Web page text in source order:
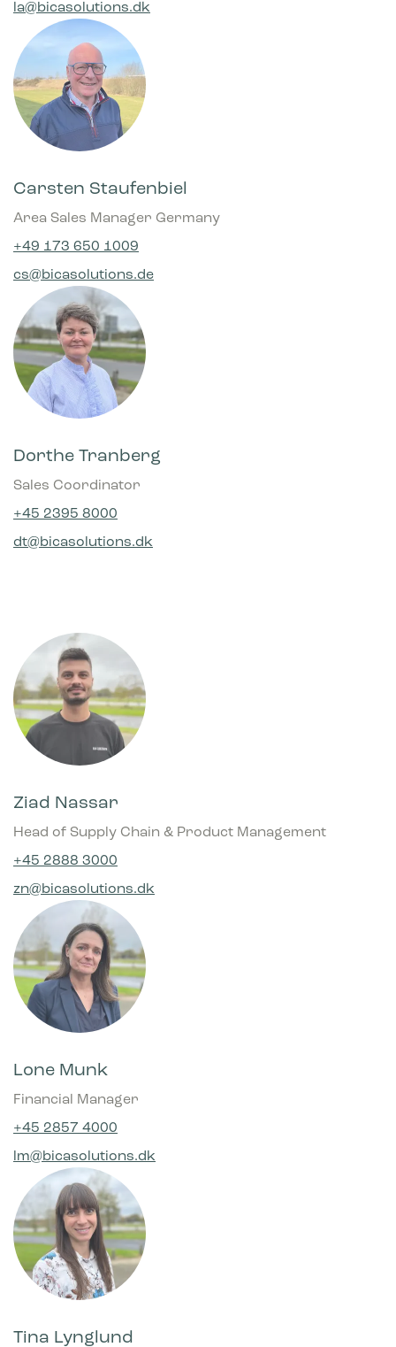
la@bicasolutions.dk
Carsten Staufenbiel
Area Sales Manager Germany
+49 173 650 1009
cs@bicasolutions.de
Dorthe Tranberg
Sales Coordinator
+45 2395 8000
dt@bicasolutions.dk
Ziad Nassar
Head of Supply Chain & Product Management
+45 2888 3000
zn@bicasolutions.dk
Lone Munk
Financial Manager
+45 2857 4000
lm@bicasolutions.dk
Tina Lynglund